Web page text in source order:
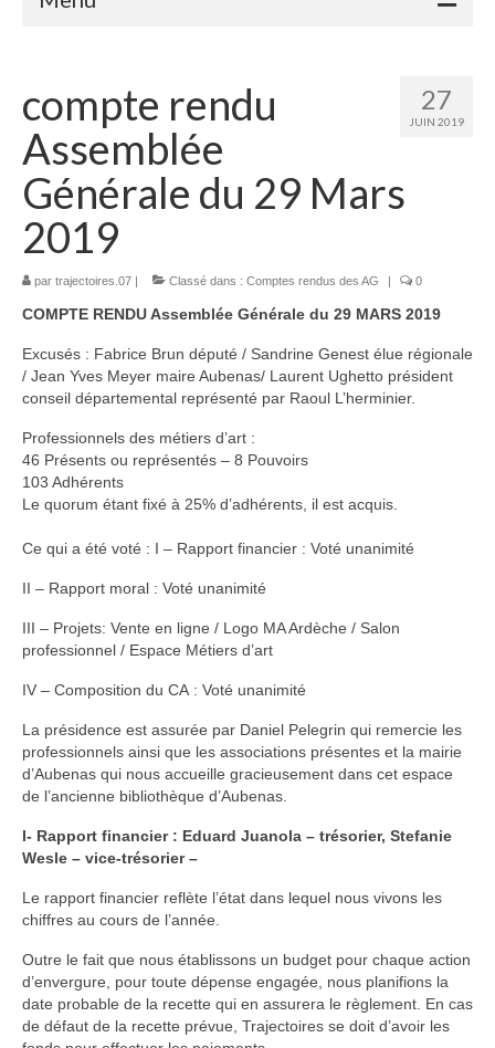
Adhérents
Céramique
Atelier de la Volane
Elisabeth Bourget
Miryan Hernandez
Gwladys Lopez
Brigitte Moron
Annie Hostein Mortier
Quas’art ceramic
Anne-Lise Roussy
Thanh Violet
Arts plastiques
Isabelle Tahon
Lise Van Baaren
Verre
Georges et Monique Stahl
Bois
27
JUIN 2019
compte rendu
Assemblée
Générale du 29 Mars
2019
par trajectoires.07 | Classé dans : Comptes rendus des AG | 0
COMPTE RENDU Assemblée Générale du 29 MARS 2019
Excusés : Fabrice Brun député / Sandrine Genest élue régionale
/ Jean Yves Meyer maire Aubenas/ Laurent Ughetto président
conseil départemental représenté par Raoul L’herminier.
Professionnels des métiers d’art :
46 Présents ou représentés – 8 Pouvoirs
103 Adhérents
Le quorum étant fixé à 25% d’adhérents, il est acquis.
Ce qui a été voté : I – Rapport financier : Voté unanimité
II – Rapport moral : Voté unanimité
III – Projets: Vente en ligne / Logo MA Ardèche / Salon
professionnel / Espace Métiers d’art
IV – Composition du CA : Voté unanimité
La présidence est assurée par Daniel Pelegrin qui remercie les
professionnels ainsi que les associations présentes et la mairie
d’Aubenas qui nous accueille gracieusement dans cet espace
de l’ancienne bibliothèque d’Aubenas.
I- Rapport financier : Eduard Juanola – trésorier, Stefanie
Wesle – vice-trésorier –
Le rapport financier reflète l’état dans lequel nous vivons les
chiffres au cours de l’année.
Outre le fait que nous établissons un budget pour chaque action
d’envergure, pour toute dépense engagée, nous planifions la
date probable de la recette qui en assurera le règlement. En cas
de défaut de la recette prévue, Trajectoires se doit d’avoir les